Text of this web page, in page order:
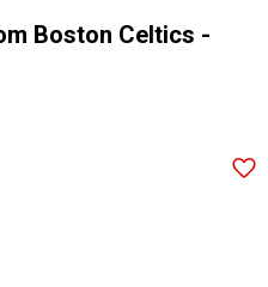
Boston Celtics -